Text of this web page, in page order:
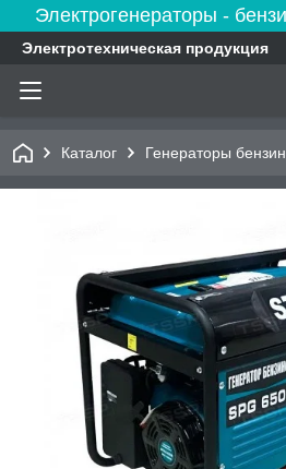
Электрогенераторы -
Электротехническая продукция
Каталог Генераторы